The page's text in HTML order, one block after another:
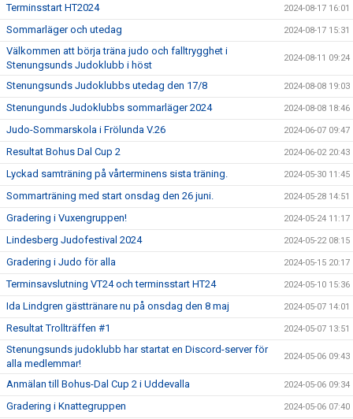
Terminsstart HT2024 2024-08-17 16:01
Sommarläger och utedag 2024-08-17 15:31
Välkommen att börja träna judo och falltrygghet i
Stenungsunds Judoklubb i höst
2024-08-11 09:24
Stenungsunds Judoklubbs utedag den 17/8 2024-08-08 19:03
Stenungunds Judoklubbs sommarläger 2024 2024-08-08 18:46
Judo-Sommarskola i Frölunda V.26 2024-06-07 09:47
Resultat Bohus Dal Cup 2 2024-06-02 20:43
Lyckad samträning på vårterminens sista träning. 2024-05-30 11:45
Sommarträning med start onsdag den 26 juni. 2024-05-28 14:51
Gradering i Vuxengruppen! 2024-05-24 11:17
Lindesberg Judofestival 2024 2024-05-22 08:15
Gradering i Judo för alla 2024-05-15 20:17
Terminsavslutning VT24 och terminsstart HT24 2024-05-10 15:36
Ida Lindgren gästtränare nu på onsdag den 8 maj 2024-05-07 14:01
Resultat Trollträffen #1 2024-05-07 13:51
Stenungsunds judoklubb har startat en Discord-server för
alla medlemmar!
2024-05-06 09:43
Anmälan till Bohus-Dal Cup 2 i Uddevalla 2024-05-06 09:34
Gradering i Knattegruppen 2024-05-06 07:40